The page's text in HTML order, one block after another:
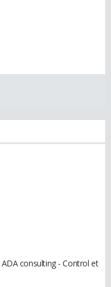
consulting - Control et